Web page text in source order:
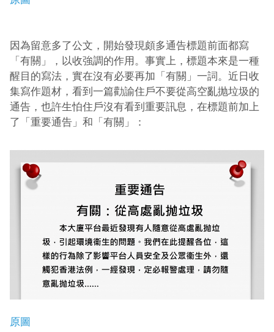
因為留意多了公文，開始發現頗多通告標題前面都寫
「有關」，以收強調的作用。事實上，標題本來是一種
醒目的寫法，實在沒有必要再加「有關」一詞。近日收
集寫作題材，看到一篇勸諭住戶不要從高空亂抛垃圾的
通告，也許生怕住戶沒有看到重要訊息，在標題前加上
了「重要通告」和「有關」：
原圖